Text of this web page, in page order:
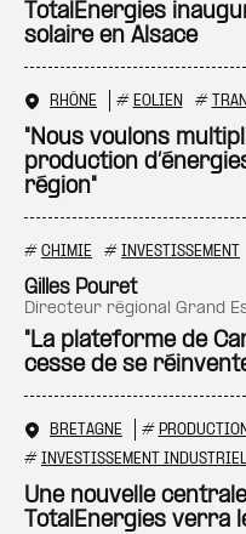
TotalEnergies
solaire en Alsace
RHÔNE # EOLIEN #
"Nous voulons
production
région"
# CHIMIE # INVESTISSEMENT
Gilles Pouret
directeur régional Grand
"La plateforme de
cesse de se
BRETAGNE #
# INVESTISSEMENT INDUSTRIEL
Une nouvelle
TotalEnergies verra